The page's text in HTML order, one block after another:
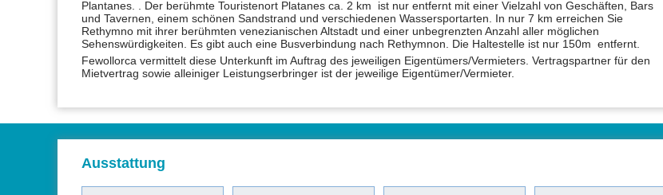
Plantanes. . Der berühmte Touristenort Platanes ca. 2 km ist nur entfernt mit einer Vielzahl von Geschäften, Bars
und Tavernen, einem schönen Sandstrand und verschiedenen Wassersportarten. In nur 7 km erreichen Sie
Rethymno mit ihrer berühmten venezianischen Altstadt und einer unbegrenzten Anzahl aller möglichen
Sehenswürdigkeiten. Es gibt auch eine Busverbindung nach Rethymnon. Die Haltestelle ist nur 150m entfernt.
Fewollorca vermittelt diese Unterkunft im Auftrag des jeweiligen Eigentümers/Vermieters. Vertragspartner für den
Mietvertrag sowie alleiniger Leistungserbringer ist der jeweilige Eigentümer/Vermieter.
Ausstattung